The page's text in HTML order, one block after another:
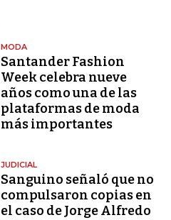
MODA
Santander Fashion
Week celebra nueve
años como una de las
plataformas de moda
más importantes
JUDICIAL
Sanguino señaló que no
compulsaron copias en
el caso de Jorge Alfredo